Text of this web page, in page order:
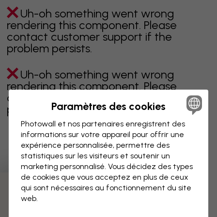
Uh-oh something went wrong
rendering this component. Please
contact customer support if the
problem persists.
Uh-oh something went wrong
rendering this component. Please
contact customer support if the
problem persists.
Page 1 sur 2 pages
Découvrez plus de catégories
Paramètres des cookies
Photowall et nos partenaires enregistrent des
informations sur votre appareil pour offrir une
expérience personnalisée, permettre des
statistiques sur les visiteurs et soutenir un
marketing personnalisé. Vous décidez des types
de cookies que vous acceptez en plus de ceux
qui sont nécessaires au fonctionnement du site
web.